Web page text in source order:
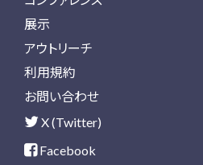
展示
アウトリーチ
利用規約
お問い合わせ
X (Twitter)
Facebook